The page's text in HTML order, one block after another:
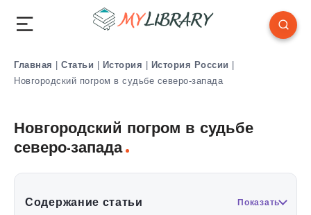
Главная | Статьи | История | История России |
Новгородский погром в судьбе северо-запада
Новгородский погром в судьбе
северо-запада
Содержание статьи Показать